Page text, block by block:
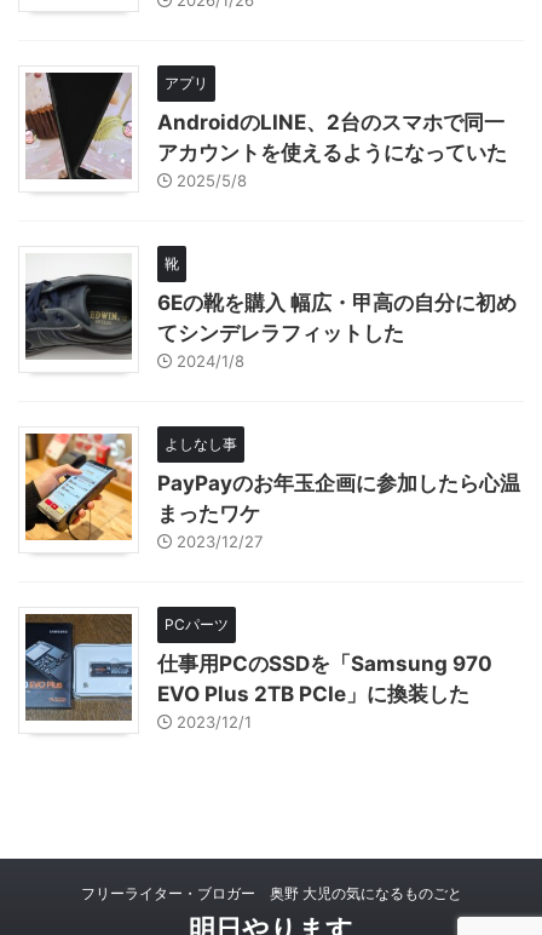
アプリ
AndroidのLINE、2台のスマホで同一
アカウントを使えるようになっていた
2025/5/8
靴
6Eの靴を購入 幅広・甲高の自分に初め
てシンデレラフィットした
2024/1/8
よしなし事
PayPayのお年玉企画に参加したら心温
まったワケ
2023/12/27
PCパーツ
仕事用PCのSSDを「Samsung 970
EVO Plus 2TB PCIe」に換装した
2023/12/1
フリーライター・ブロガー 奥野 大児の気になるものごと